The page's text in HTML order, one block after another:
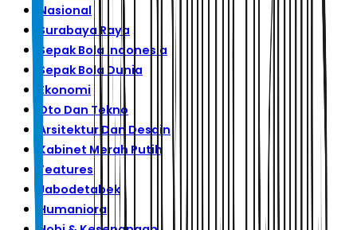
Nasional
Surabaya Raya
Sepak Bola Indonesia
Sepak Bola Dunia
Ekonomi
Oto Dan Tekno
Arsitektur Dan Desain
Kabinet Merah Putih
Features
Jabodetabek
Humaniora